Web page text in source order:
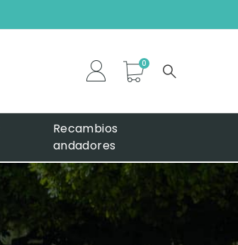
Recambios
andadores